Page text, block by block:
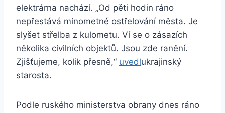
elektrárna nachází. „Od pěti hodin ráno
nepřestává minometné ostřelování města. Je
slyšet střelba z kulometu. Ví se o zásazích
několika civilních objektů. Jsou zde ranění.
Zjišťujeme, kolik přesně,“ uvedlukrajinský
starosta.
Podle ruského ministerstva obrany dnes ráno